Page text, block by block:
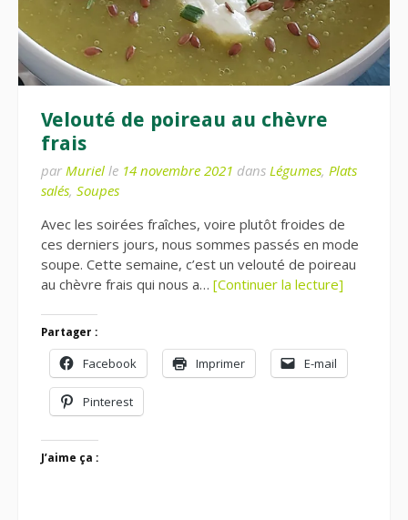
Velouté de poireau au chèvre
frais
par Muriel le 14 novembre 2021 dans Légumes, Plats
salés, Soupes
Avec les soirées fraîches, voire plutôt froides de
ces derniers jours, nous sommes passés en mode
soupe. Cette semaine, c’est un velouté de poireau
au chèvre frais qui nous a… [Continuer la lecture]
Partager :
Facebook Imprimer E-mail
Pinterest
J’aime ça :